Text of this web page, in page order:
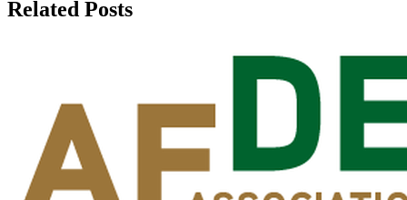
Related Posts